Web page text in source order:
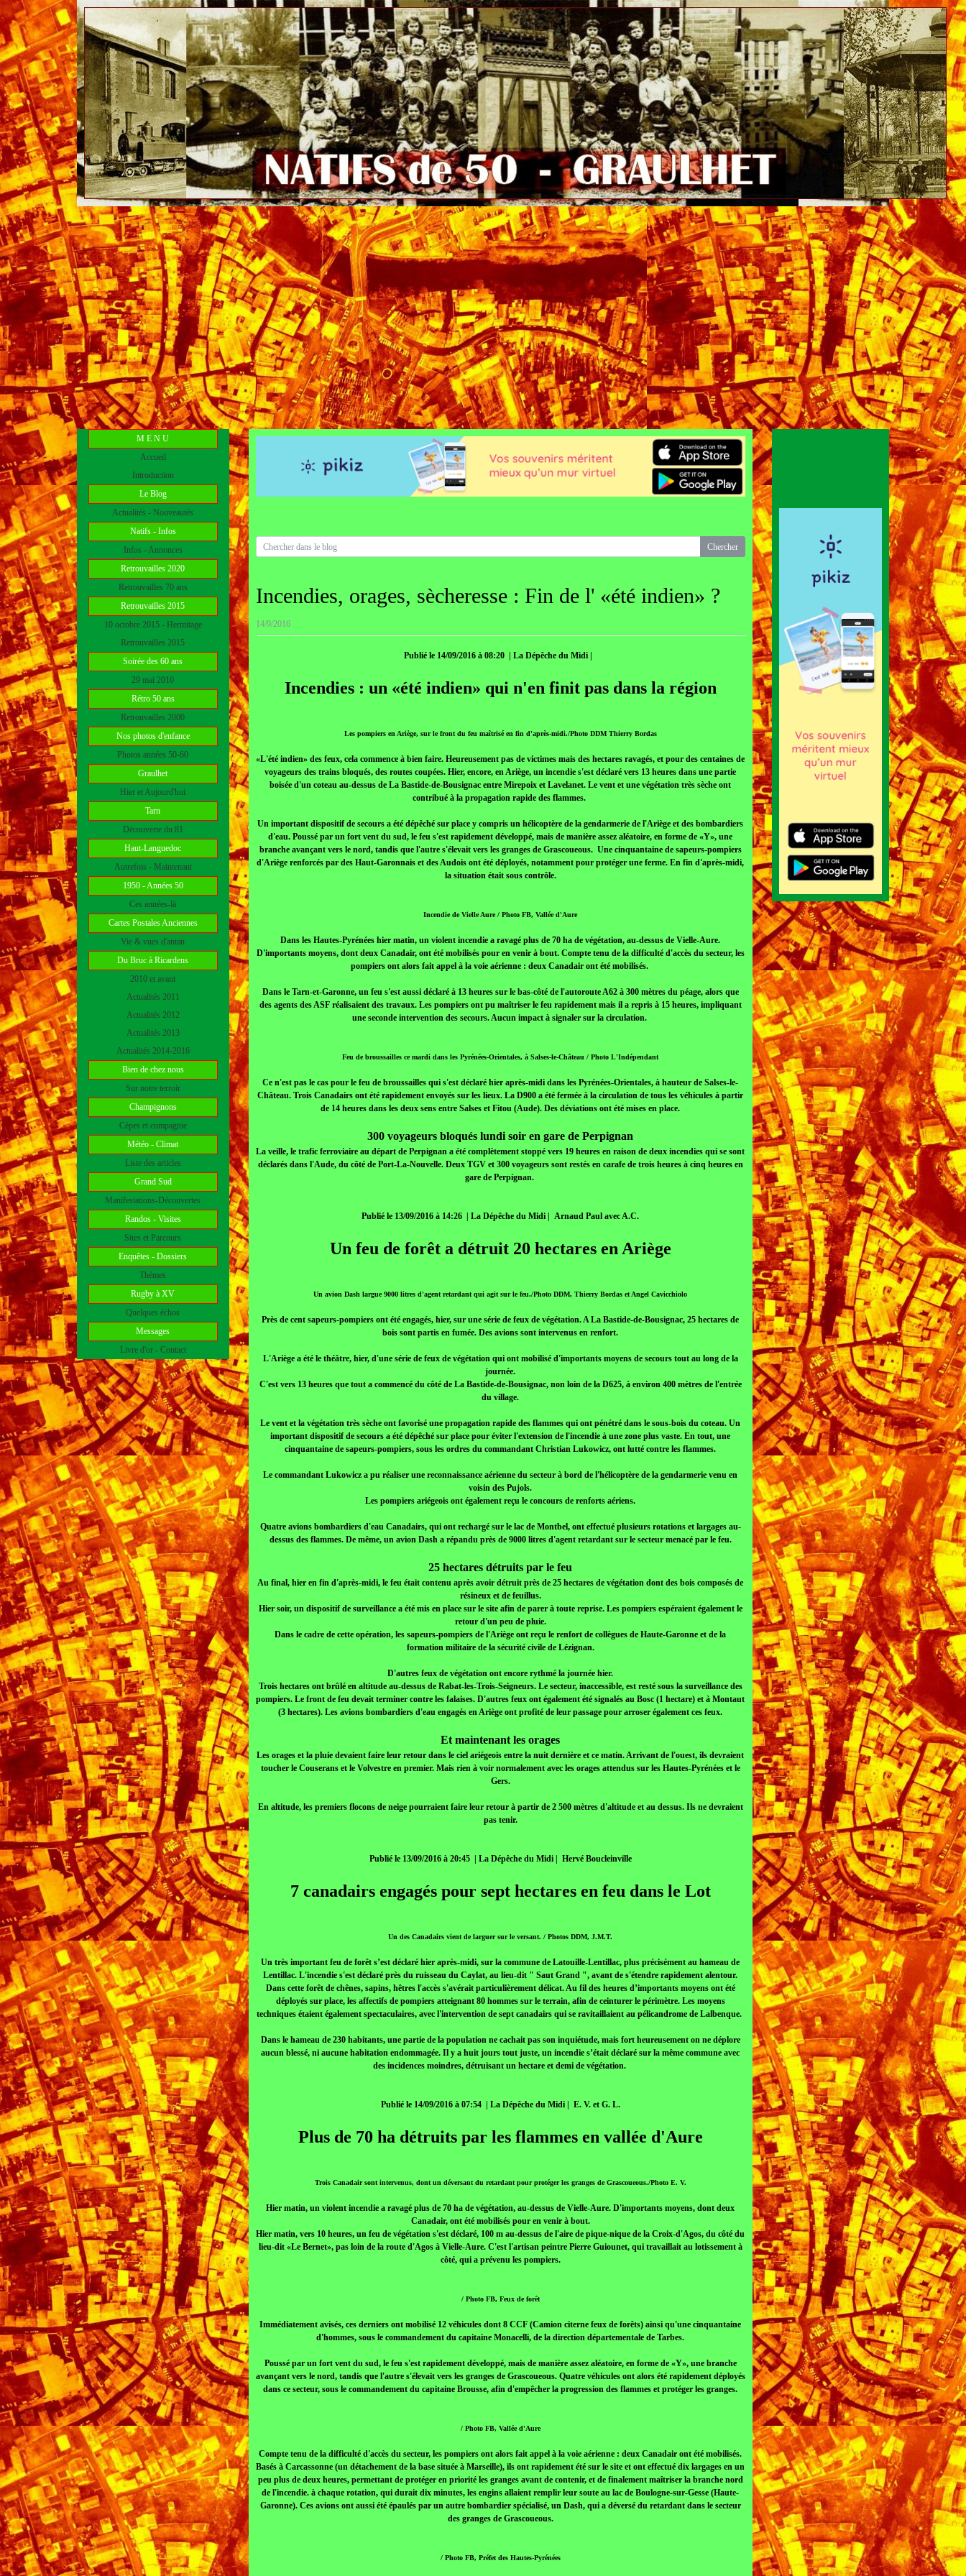
M E N U
Accueil
Introduction
Le Blog
Actualités - Nouveautés
Natifs - Infos
Infos - Annonces
Retrouvailles 2020
Retrouvailles 70 ans
Retrouvailles 2015
10 octobre 2015 - Hermitage
Retrouvailles 2015
Soirée des 60 ans
29 mai 2010
Rétro 50 ans
Retrouvailles 2000
Nos photos d'enfance
Photos années 50-60
Graulhet
Hier et Aujourd'hui
Tarn
Découverte du 81
Haut-Languedoc
Autrefois - Maintenant
1950 - Années 50
Ces années-là
Cartes Postales Anciennes
Vie & vues d'antan
Du Bruc à Ricardens
2010 et avant
Actualités 2011
Actualités 2012
Actualités 2013
Actualités 2014-2016
Bien de chez nous
Sur notre terroir
Champignons
Cèpes et compagnie
Météo - Climat
Liste des articles
Grand Sud
Manifestations-Découvertes
Randos - Visites
Sites et Parcours
Enquêtes - Dossiers
Thèmes
Rugby à XV
Quelques échos
Messages
Livre d'or - Contact
Incendies, orages, sècheresse : Fin de l' «été indien» ?
14/9/2016
Publié le 14/09/2016 à 08:20 | La Dépêche du Midi |
Incendies : un «été indien» qui n'en finit pas dans la région
Les pompiers en Ariège, sur le front du feu maîtrisé en fin d'après-midi./Photo DDM Thierry Bordas
«L'été indien» des feux, cela commence à bien faire. Heureusement pas de victimes mais des hectares ravagés, et pour des centaines de
voyageurs des trains bloqués, des routes coupées. Hier, encore, en Ariège, un incendie s'est déclaré vers 13 heures dans une partie
boisée d'un coteau au-dessus de La Bastide-de-Bousignac entre Mirepoix et Lavelanet. Le vent et une végétation très sèche ont
contribué à la propagation rapide des flammes.
Un important dispositif de secours a été dépêché sur place y compris un hélicoptère de la gendarmerie de l'Ariège et des bombardiers
d'eau. Poussé par un fort vent du sud, le feu s'est rapidement développé, mais de manière assez aléatoire, en forme de «Y», une
branche avançant vers le nord, tandis que l'autre s'élevait vers les granges de Grascoueous. Une cinquantaine de sapeurs-pompiers
d'Ariège renforcés par des Haut-Garonnais et des Audois ont été déployés, notamment pour protéger une ferme. En fin d'après-midi,
la situation était sous contrôle.
Incendie de Vielle Aure / Photo FB, Vallée d'Aure
Dans les Hautes-Pyrénées hier matin, un violent incendie a ravagé plus de 70 ha de végétation, au-dessus de Vielle-Aure.
D'importants moyens, dont deux Canadair, ont été mobilisés pour en venir à bout. Compte tenu de la difficulté d'accès du secteur, les
pompiers ont alors fait appel à la voie aérienne : deux Canadair ont été mobilisés.
Dans le Tarn-et-Garonne, un feu s'est aussi déclaré à 13 heures sur le bas-côté de l'autoroute A62 à 300 mètres du péage, alors que
des agents des ASF réalisaient des travaux. Les pompiers ont pu maîtriser le feu rapidement mais il a repris à 15 heures, impliquant
une seconde intervention des secours. Aucun impact à signaler sur la circulation.
Feu de broussailles ce mardi dans les Pyrénées-Orientales, à Salses-le-Château / Photo L'Indépendant
Ce n'est pas le cas pour le feu de broussailles qui s'est déclaré hier après-midi dans les Pyrénées-Orientales, à hauteur de Salses-le-
Château. Trois Canadairs ont été rapidement envoyés sur les lieux. La D900 a été fermée à la circulation de tous les véhicules à partir
de 14 heures dans les deux sens entre Salses et Fitou (Aude). Des déviations ont été mises en place.
300 voyageurs bloqués lundi soir en gare de Perpignan
La veille, le trafic ferroviaire au départ de Perpignan a été complètement stoppé vers 19 heures en raison de deux incendies qui se sont
déclarés dans l'Aude, du côté de Port-La-Nouvelle. Deux TGV et 300 voyageurs sont restés en carafe de trois heures à cinq heures en
gare de Perpignan.
Publié le 13/09/2016 à 14:26 | La Dépêche du Midi | Arnaud Paul avec A.C.
Un feu de forêt a détruit 20 hectares en Ariège
Un avion Dash largue 9000 litres d'agent retardant qui agit sur le feu./Photo DDM, Thierry Bordas et Angel Cavicchiolo
Près de cent sapeurs-pompiers ont été engagés, hier, sur une série de feux de végétation. A La Bastide-de-Bousignac, 25 hectares de
bois sont partis en fumée. Des avions sont intervenus en renfort.
L'Ariège a été le théâtre, hier, d'une série de feux de végétation qui ont mobilisé d'importants moyens de secours tout au long de la
journée.
C'est vers 13 heures que tout a commencé du côté de La Bastide-de-Bousignac, non loin de la D625, à environ 400 mètres de l'entrée
du village.
Le vent et la végétation très sèche ont favorisé une propagation rapide des flammes qui ont pénétré dans le sous-bois du coteau. Un
important dispositif de secours a été dépêché sur place pour éviter l'extension de l'incendie à une zone plus vaste. En tout, une
cinquantaine de sapeurs-pompiers, sous les ordres du commandant Christian Lukowicz, ont lutté contre les flammes.
Le commandant Lukowicz a pu réaliser une reconnaissance aérienne du secteur à bord de l'hélicoptère de la gendarmerie venu en
voisin des Pujols.
Les pompiers ariégeois ont également reçu le concours de renforts aériens.
Quatre avions bombardiers d'eau Canadairs, qui ont rechargé sur le lac de Montbel, ont effectué plusieurs rotations et largages au-
dessus des flammes. De même, un avion Dash a répandu près de 9000 litres d'agent retardant sur le secteur menacé par le feu.
25 hectares détruits par le feu
Au final, hier en fin d'après-midi, le feu était contenu après avoir détruit près de 25 hectares de végétation dont des bois composés de
résineux et de feuillus.
Hier soir, un dispositif de surveillance a été mis en place sur le site afin de parer à toute reprise. Les pompiers espéraient également le
retour d'un peu de pluie.
Dans le cadre de cette opération, les sapeurs-pompiers de l'Ariège ont reçu le renfort de collègues de Haute-Garonne et de la
formation militaire de la sécurité civile de Lézignan.
D'autres feux de végétation ont encore rythmé la journée hier.
Trois hectares ont brûlé en altitude au-dessus de Rabat-les-Trois-Seigneurs. Le secteur, inaccessible, est resté sous la surveillance des
pompiers. Le front de feu devait terminer contre les falaises. D'autres feux ont également été signalés au Bosc (1 hectare) et à Montaut
(3 hectares). Les avions bombardiers d'eau engagés en Ariège ont profité de leur passage pour arroser également ces feux.
Et maintenant les orages
Les orages et la pluie devaient faire leur retour dans le ciel ariégeois entre la nuit dernière et ce matin. Arrivant de l'ouest, ils devraient
toucher le Couserans et le Volvestre en premier. Mais rien à voir normalement avec les orages attendus sur les Hautes-Pyrénées et le
Gers.
En altitude, les premiers flocons de neige pourraient faire leur retour à partir de 2 500 mètres d'altitude et au dessus. Ils ne devraient
pas tenir.
Publié le 13/09/2016 à 20:45 | La Dépêche du Midi | Hervé Boucleinville
7 canadairs engagés pour sept hectares en feu dans le Lot
Un des Canadairs vient de larguer sur le versant. / Photos DDM, J.M.T.
Un très important feu de forêt s’est déclaré hier après-midi, sur la commune de Latouille-Lentillac, plus précisément au hameau de
Lentillac. L'incendie s'est déclaré près du ruisseau du Caylat, au lieu-dit " Saut Grand ", avant de s'étendre rapidement alentour.
Dans cette forêt de chênes, sapins, hêtres l'accès s'avérait particulièrement délicat. Au fil des heures d’importants moyens ont été
déployés sur place, les affectifs de pompiers atteignant 80 hommes sur le terrain, afin de ceinturer le périmètre. Les moyens
techniques étaient également spectaculaires, avec l'intervention de sept canadairs qui se ravitaillaient au pélicandrome de Lalbenque.
Dans le hameau de 230 habitants, une partie de la population ne cachait pas son inquiétude, mais fort heureusement on ne déplore
aucun blessé, ni aucune habitation endommagée. Il y a huit jours tout juste, un incendie s’était déclaré sur la même commune avec
des incidences moindres, détruisant un hectare et demi de végétation.
Publié le 14/09/2016 à 07:54 | La Dépêche du Midi | E. V. et G. L.
Plus de 70 ha détruits par les flammes en vallée d'Aure
Trois Canadair sont intervenus, dont un déversant du retardant pour protéger les granges de Grascoueous./Photo E. V.
Hier matin, un violent incendie a ravagé plus de 70 ha de végétation, au-dessus de Vielle-Aure. D'importants moyens, dont deux
Canadair, ont été mobilisés pour en venir à bout.
Hier matin, vers 10 heures, un feu de végétation s'est déclaré, 100 m au-dessus de l'aire de pique-nique de la Croix-d'Agos, du côté du
lieu-dit «Le Bernet», pas loin de la route d'Agos à Vielle-Aure. C'est l'artisan peintre Pierre Guiounet, qui travaillait au lotissement à
côté, qui a prévenu les pompiers.
/ Photo FB, Feux de forêt
Immédiatement avisés, ces derniers ont mobilisé 12 véhicules dont 8 CCF (Camion citerne feux de forêts) ainsi qu'une cinquantaine
d'hommes, sous le commandement du capitaine Monacelli, de la direction départementale de Tarbes.
Poussé par un fort vent du sud, le feu s'est rapidement développé, mais de manière assez aléatoire, en forme de «Y», une branche
avançant vers le nord, tandis que l'autre s'élevait vers les granges de Grascoueous. Quatre véhicules ont alors été rapidement déployés
dans ce secteur, sous le commandement du capitaine Brousse, afin d'empêcher la progression des flammes et protéger les granges.
/ Photo FB, Vallée d'Aure
Compte tenu de la difficulté d'accès du secteur, les pompiers ont alors fait appel à la voie aérienne : deux Canadair ont été mobilisés.
Basés à Carcassonne (un détachement de la base située à Marseille), ils ont rapidement été sur le site et ont effectué dix largages en un
peu plus de deux heures, permettant de protéger en priorité les granges avant de contenir, et de finalement maîtriser la branche nord
de l'incendie. à chaque rotation, qui durait dix minutes, les engins allaient remplir leur soute au lac de Boulogne-sur-Gesse (Haute-
Garonne). Ces avions ont aussi été épaulés par un autre bombardier spécialisé, un Dash, qui a déversé du retardant dans le secteur
des granges de Grascoueous.
/ Photo FB, Préfet des Hautes-Pyrénées